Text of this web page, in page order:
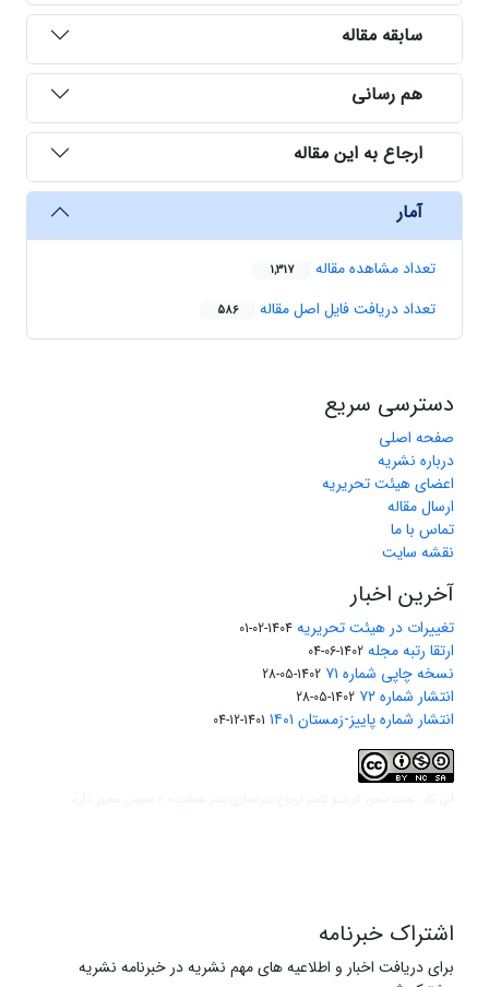
سابقه مقاله
هم رسانی
ارجاع به این مقاله
آمار
تعداد مشاهده مقاله 1,317
تعداد دریافت فایل اصل مقاله 586
دسترسی سریع
صفحه اصلی
درباره نشریه
اعضای هیئت تحریریه
ارسال مقاله
تماس با ما
نقشه سایت
آخرین اخبار
تغییرات در هیئت تحریریه 1404-02-01
ارتقا رتبه مجله 1402-06-04
نسخه چاپی شماره ۷۱ 1402-05-28
انتشار شماره ۷۲ 1402-05-28
انتشار شماره پاییز-زمستان ۱۴۰۱ 1401-12-04
اشتراک خبرنامه
برای دریافت اخبار و اطلاعیه های مهم نشریه در خبرنامه نشریه